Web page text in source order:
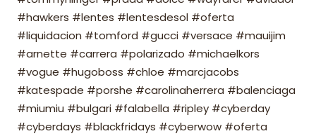
#hawkers #lentes #lentesdesol #oferta
#liquidacion #tomford #gucci #versace #mauijim
#arnette #carrera #polarizado #michaelkors
#vogue #hugoboss #chloe #marcjacobs
#katespade #porshe #carolinaherrera #balenciaga
#miumiu #bulgari #falabella #ripley #cyberday
#cyberdays #blackfridays #cyberwow #oferta